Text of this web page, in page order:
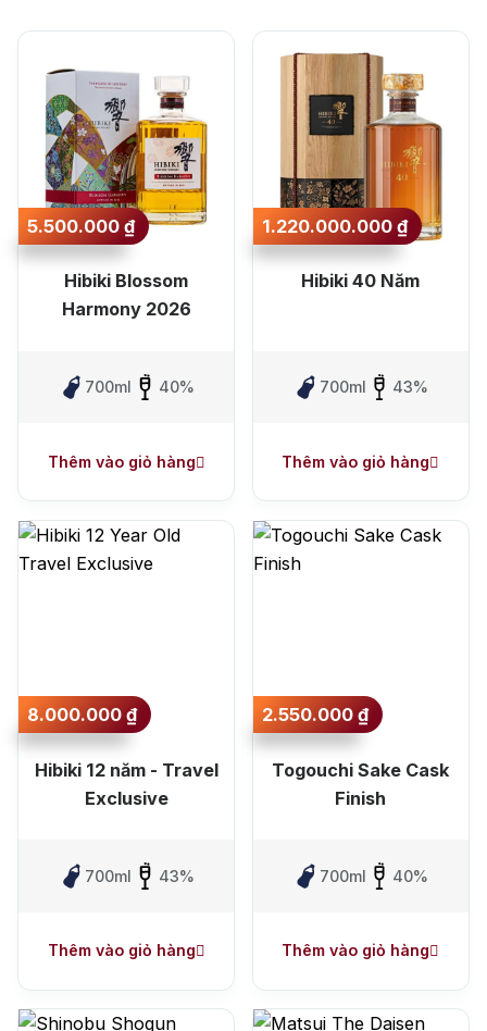
Jack
Sắp xếp theo mức
giá nhỏ nhất
Sắp xếp theo mới
nhất
Sắp xếp theo lâu
5.500.000₫
Hibiki Blossom
Harmony 2026
700ml 40%
Thêm vào giỏ hàng
1.220.000.000₫
Hibiki 40 Năm
700ml 43%
Thêm vào giỏ hàng
8.000.000₫
Hibiki 12 năm - Travel
Exclusive
700ml 43%
Thêm vào giỏ hàng
2.550.000₫
Togouchi Sake Cask
Finish
700ml 40%
Thêm vào giỏ hàng